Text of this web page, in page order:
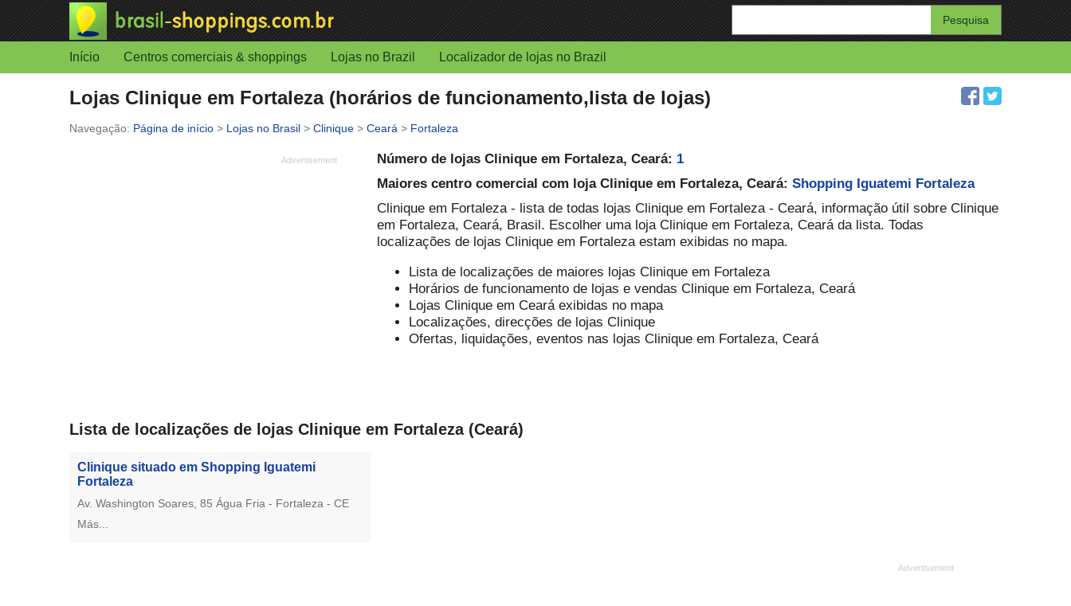
Enter
your
search
Início Centros comerciais & shoppings Lojas no Brazil Localizador de lojas no Brazil
Lojas Clinique em Fortaleza (horários de funcionamento,lista de lojas)
Página de início > Lojas no Brasil > Clinique > Ceará > Fortaleza
Número de lojas Clinique em Fortaleza, Ceará: 1
Maiores centro comercial com loja Clinique em Fortaleza, Ceará:Shopping Iguatemi Fortaleza
Clinique em Fortaleza - lista de todas lojas Clinique em Fortaleza - Ceará, informação útil sobre Clinique
em Fortaleza, Ceará, Brasil. Escolher uma loja Clinique em Fortaleza, Ceará da lista. Todas
localizações de lojas Clinique em Fortaleza estam exibidas no mapa.
Lista de localizações de maiores lojas Clinique em Fortaleza
Horários de funcionamento de lojas e vendas Clinique em Fortaleza, Ceará
Lojas Clinique em Ceará exibidas no mapa
Localizações, direcções de lojas Clinique
Ofertas, liquidações, eventos nas lojas Clinique em Fortaleza, Ceará
Lista de localizações de lojas Clinique em Fortaleza (Ceará)
Clinique situado em Shopping Iguatemi
Fortaleza
Av. Washington Soares, 85 Água Fria - Fortaleza - CE
Más...